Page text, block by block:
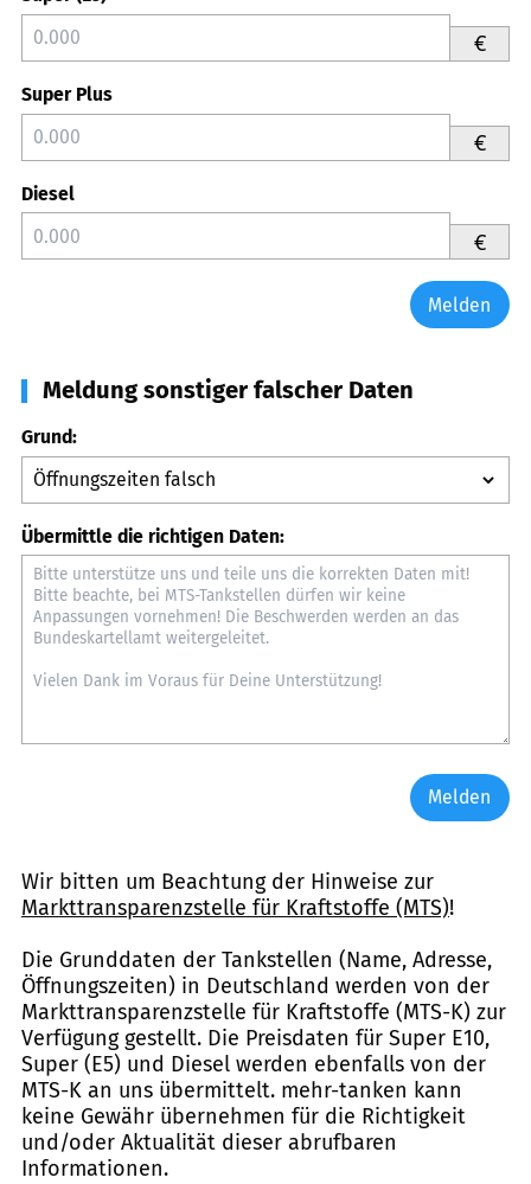
€
Super Plus
€
Diesel
€
Melden
Meldung sonstiger falscher Daten
Grund:
Übermittle die richtigen Daten:
Melden
Wir bitten um Beachtung der Hinweise zur
Markttransparenzstelle für Kraftstoffe (MTS)!
Die Grunddaten der Tankstellen (Name, Adresse,
Öffnungszeiten) in Deutschland werden von der
Markttransparenzstelle für Kraftstoffe (MTS-K) zur
Verfügung gestellt. Die Preisdaten für Super E10,
Super (E5) und Diesel werden ebenfalls von der
MTS-K an uns übermittelt. mehr-tanken kann
keine Gewähr übernehmen für die Richtigkeit
und/oder Aktualität dieser abrufbaren
Informationen.